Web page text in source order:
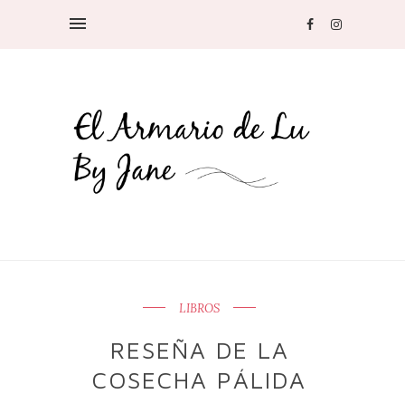
LIBROS
RESEÑA DE LA
COSECHA PÁLIDA